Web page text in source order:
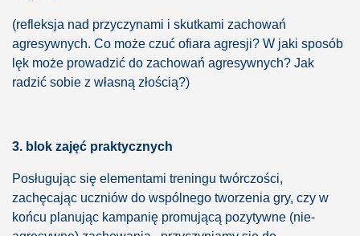
(refleksja nad przyczynami i skutkami zachowań
agresywnych. Co może czuć ofiara agresji? W jaki sposób
lęk może prowadzić do zachowań agresywnych? Jak
radzić sobie z własną złością?)
3. blok zajęć praktycznych
Posługując się elementami treningu twórczości,
zachęcając uczniów do wspólnego tworzenia gry, czy w
końcu planując kampanię promującą pozytywne (nie-